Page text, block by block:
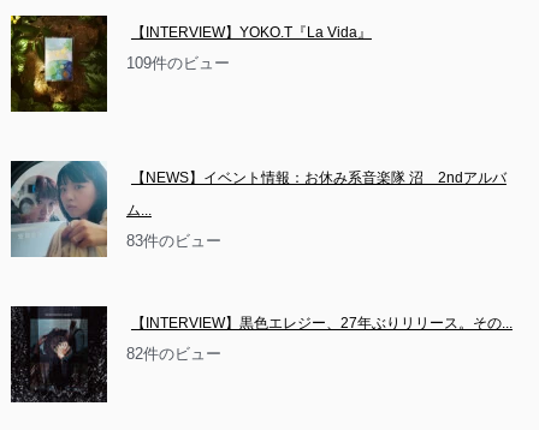
【INTERVIEW】YOKO.T『La Vida』
109件のビュー
【NEWS】イベント情報：お休み系音楽隊 沼　2ndアルバ
ム...
83件のビュー
【INTERVIEW】黒色エレジー、27年ぶりリリース。その...
82件のビュー